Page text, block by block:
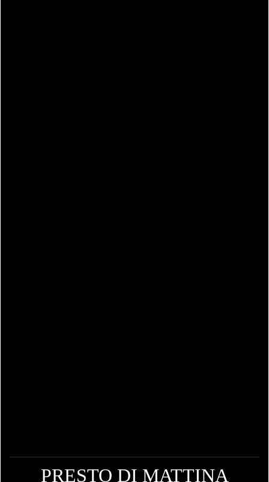
PRESTO DI MATTINA